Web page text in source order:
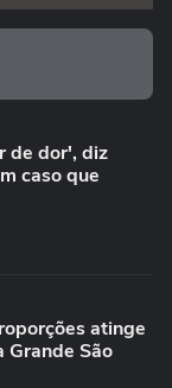
de dor', diz
caso que
atinge
Grande São